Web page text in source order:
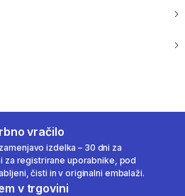
vračilo
izdelka – 30 dni za
za registrirane uporabnike, pod
čisti in v originalni embalaži.
v trgovini